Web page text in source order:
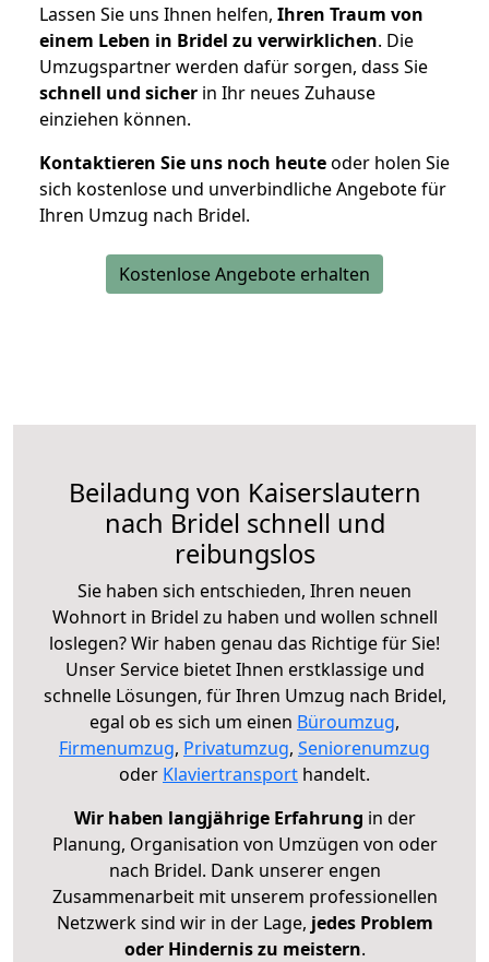
Lassen Sie uns Ihnen helfen, Ihren Traum von
einem Leben in Bridel zu verwirklichen. Die
Umzugspartner werden dafür sorgen, dass Sie
schnell und sicher in Ihr neues Zuhause
einziehen können.
Kontaktieren Sie uns noch heuteoder holen Sie
sich kostenlose und unverbindliche Angebote für
Ihren Umzug nach Bridel.
Kostenlose Angebote erhalten
Beiladung von Kaiserslautern
nach Bridel schnell und
reibungslos
Sie haben sich entschieden, Ihren neuen
Wohnort in Bridel zu haben und wollen schnell
loslegen? Wir haben genau das Richtige für Sie!
Unser Service bietet Ihnen erstklassige und
schnelle Lösungen, für Ihren Umzug nach Bridel,
egal ob es sich um einen Büroumzug,
Firmenumzug, Privatumzug, Seniorenumzug
oder Klaviertransport handelt.
Wir haben langjährige Erfahrung in der
Planung, Organisation von Umzügen von oder
nach Bridel. Dank unserer engen
Zusammenarbeit mit unserem professionellen
Netzwerk sind wir in der Lage, jedes Problem
oder Hindernis zu meistern.